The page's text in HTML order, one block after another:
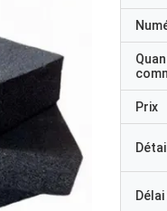
Prix